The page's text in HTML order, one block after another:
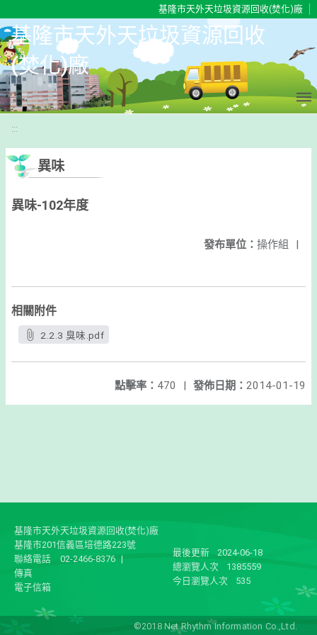
基隆市天外天垃圾資源回收(焚化)廠
基隆市天外天垃圾資源回收
(焚化)廠
:::
異味
異味-102年度
發布單位： 操作組 |
相關附件
2.2.3 臭味.pdf
發佈日期： 2014-01-19
點擊率： 470 |
基隆市天外天垃圾資源回收(焚化)廠
基隆市201信義區培德路223號
聯絡電話
02-2466-8376 |
傳真
電子信箱
最後更新
2024-06-18
總瀏覽人次
1385559
今日瀏覽人次
535
©2018 Net Rhythm Information Co.,Ltd.